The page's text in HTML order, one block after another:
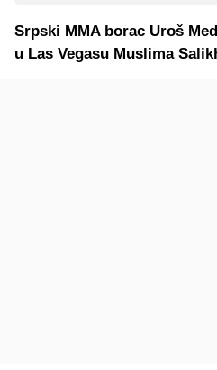
Srpski MMA borac Uroš
u Las Vegasu Muslima